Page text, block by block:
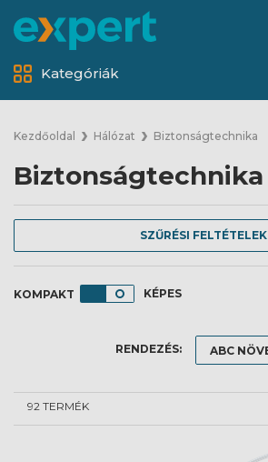
Kategóriák
Kezdőoldal Hálózat Biztonságtechnika
Biztonságtechnika
SZŰRÉSI FELTÉTELEK
KÉPES
RENDEZÉS:
92 TERMÉK